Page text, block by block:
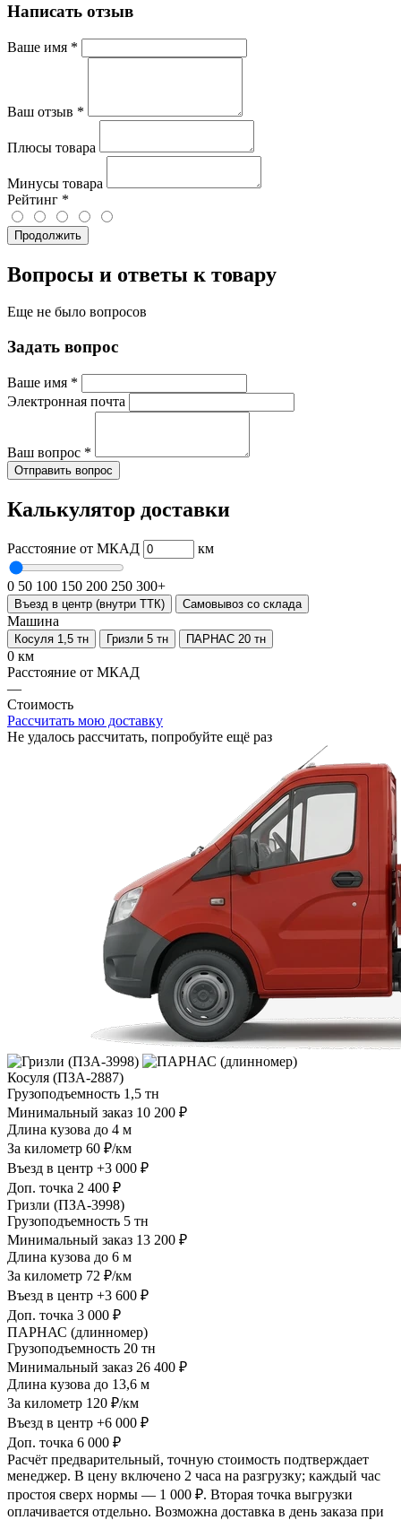
Написать отзыв
Ваше имя *
Ваш отзыв *
Плюсы товара
Минусы товара
Рейтинг *
Продолжить
Вопросы и ответы к товару
Еще не было вопросов
Задать вопрос
Ваше имя *
Электронная почта
Ваш вопрос *
Отправить вопрос
Калькулятор доставки
Расстояние от МКАД км
0 50 100 150 200 250 300+
Въезд в центр (внутри ТТК) Самовывоз со склада
Машина
Косуля 1,5 тн Гризли 5 тн ПАРНАС 20 тн
0 км
Расстояние от МКАД
—
Стоимость
Рассчитать мою доставку
Не удалось рассчитать, попробуйте ещё раз
Косуля (ПЗА-2887)
Грузоподъемность 1,5 тн
Минимальный заказ 10 200 ₽
Длина кузова до 4 м
За километр 60 ₽/км
Въезд в центр +3 000 ₽
Доп. точка 2 400 ₽
Гризли (ПЗА-3998)
Грузоподъемность 5 тн
Минимальный заказ 13 200 ₽
Длина кузова до 6 м
За километр 72 ₽/км
Въезд в центр +3 600 ₽
Доп. точка 3 000 ₽
ПАРНАС (длинномер)
Грузоподъемность 20 тн
Минимальный заказ 26 400 ₽
Длина кузова до 13,6 м
За километр 120 ₽/км
Въезд в центр +6 000 ₽
Доп. точка 6 000 ₽
Расчёт предварительный, точную стоимость подтверждает
менеджер. В цену включено 2 часа на разгрузку; каждый час
простоя сверх нормы — 1 000 ₽. Вторая точка выгрузки
оплачивается отдельно. Возможна доставка в день заказа при